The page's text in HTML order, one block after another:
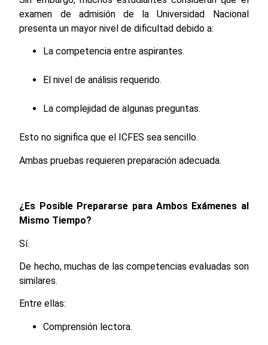
examen de admisión de la Universidad Nacional
presenta un mayor nivel de dificultad debido a:
La competencia entre aspirantes.
El nivel de análisis requerido.
La complejidad de algunas preguntas.
Esto no significa que el ICFES sea sencillo.
Ambas pruebas requieren preparación adecuada.
¿Es Posible Prepararse para Ambos Exámenes al
Mismo Tiempo?
Sí.
De hecho, muchas de las competencias evaluadas son
similares.
Entre ellas:
Comprensión lectora.